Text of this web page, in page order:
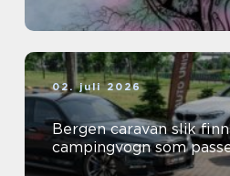
02. juli 2026
Bergen caravan slik finner du bobil og
campingvogn som